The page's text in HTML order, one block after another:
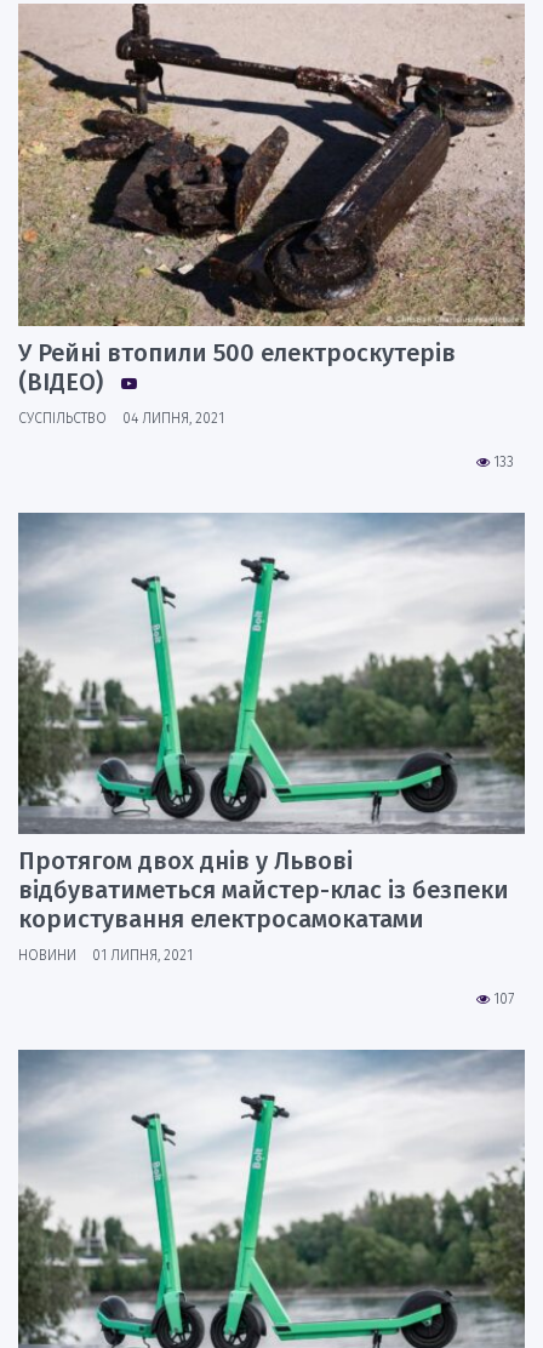
У Рейні втопили 500 електроскутерів
(ВІДЕО)
СУСПІЛЬСТВО 04 ЛИПНЯ, 2021
133
Протягом двох днів у Львові
відбуватиметься майстер-клас із безпеки
користування електросамокатами
НОВИНИ 01 ЛИПНЯ, 2021
107